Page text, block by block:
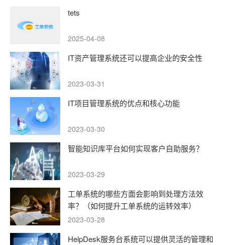
tets
2025-04-08
IT资产管理系统还可以提高企业的安全性
2023-03-31
IT项目管理系统的优点和核心功能
2023-03-30
智能知识库平台如何实现客户自助服务？
2023-03-29
工单系统的哪些方面会影响到处理方法效
率？（如何提升工单系统的运转效率）
2023-03-28
HelpDesk服务台系统可以提供灵活的管理和